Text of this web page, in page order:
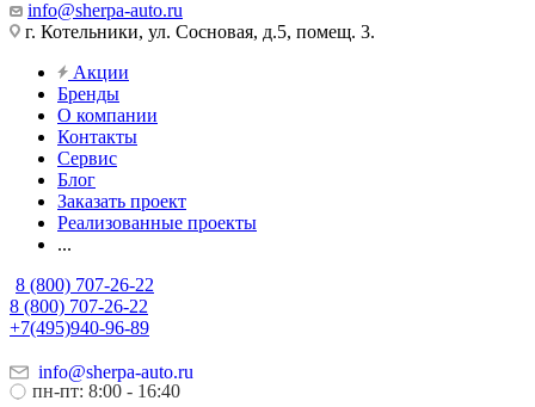
info@sherpa-auto.ru
г. Котельники, ул. Сосновая, д.5, помещ. 3.
Акции
Бренды
О компании
Контакты
Сервис
Блог
Заказать проект
Реализованные проекты
...
8 (800) 707-26-22
8 (800) 707-26-22
+7(495)940-96-89
info@sherpa-auto.ru
пн-пт: 8:00 - 16:40